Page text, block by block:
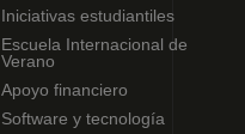
Iniciativas estudiantiles
Escuela Internacional de
Verano
Apoyo financiero
Software y tecnología